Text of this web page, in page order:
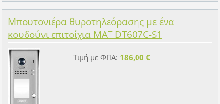
Μπουτονιέρα θυροτηλεόρασης με ένα
κουδούνι επιτοίχια MAT DT607C-S1
Τιμή με ΦΠΑ: 186,00 €